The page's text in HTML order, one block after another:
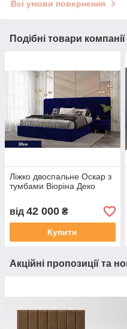
Всі умови повернення
Подібні товари компанії
Ліжко двоспальне Оскар з
тумбами Віоріна Деко
від 42 000 ₴
Купити
Акційні пропозиції та